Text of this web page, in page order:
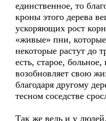
единственное, то
кроны этого дерева
ускоряющих рост
«живые» пни,
некоторые растут до
есть, старое,
возобновляет свою
благодаря другому
тесном соседстве
Так же ведь и у